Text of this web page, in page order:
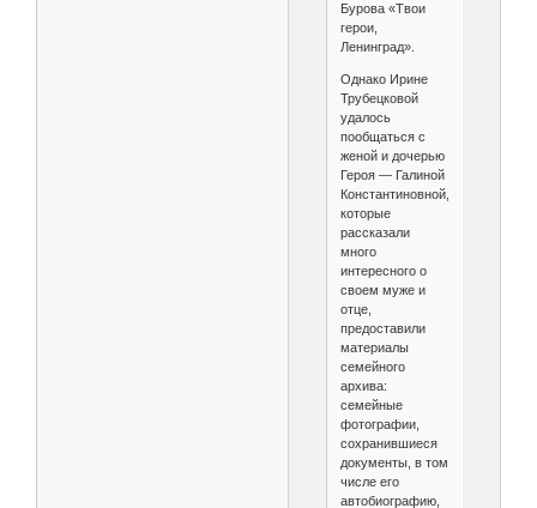
Бурова «Твои
герои,
Ленинград».
Однако Ирине
Трубецковой
удалось
пообщаться с
женой и дочерью
Героя — Галиной
Константиновной,
которые
рассказали
много
интересного о
своем муже и
отце,
предоставили
материалы
семейного
архива:
семейные
фотографии,
сохранившиеся
документы, в том
числе его
автобиографию,